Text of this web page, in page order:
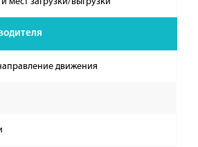
движения